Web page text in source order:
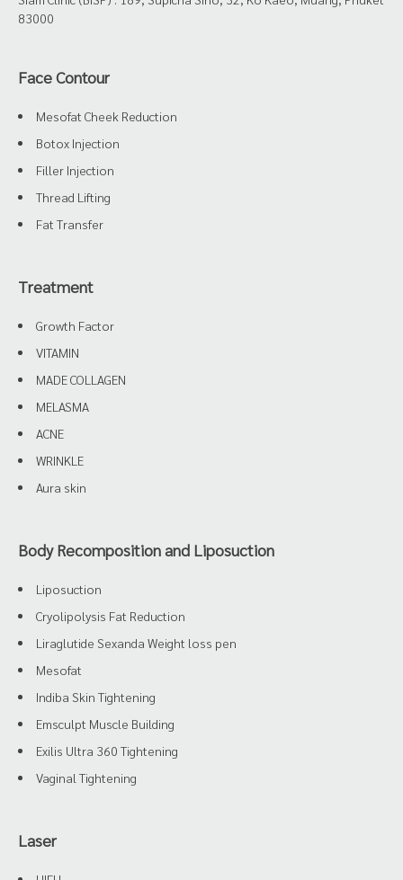
83000
Face Contour
Mesofat Cheek Reduction
Botox Injection
Filler Injection
Thread Lifting
Fat Transfer
Treatment
Growth Factor
VITAMIN
MADE COLLAGEN
MELASMA
ACNE
WRINKLE
Aura skin
Body Recomposition and Liposuction
Liposuction
Cryolipolysis Fat Reduction
Liraglutide Sexanda Weight loss pen
Mesofat
Indiba Skin Tightening
Emsculpt Muscle Building
Exilis Ultra 360 Tightening
Vaginal Tightening
Laser